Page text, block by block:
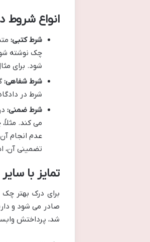
انواع
شرط کتبی:
چک نوشته
شود. برای
شرط شفاهی:
شرط در
شرط ضمنی:
می کند.
عدم انجام
تضمینی آن،
تمایز با
برای درک بهتر
صادر می شود و
شد، پرداختش